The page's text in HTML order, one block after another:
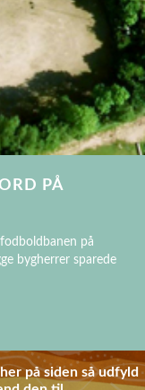
PÅ
på
bygherrer sparede
på siden så udfyld